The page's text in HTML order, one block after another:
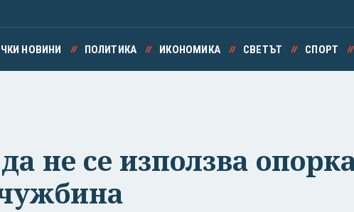
НОВИНИ ПОЛИТИКА ИКОНОМИКА СВЕТЪТ СПОРТ
не се използва